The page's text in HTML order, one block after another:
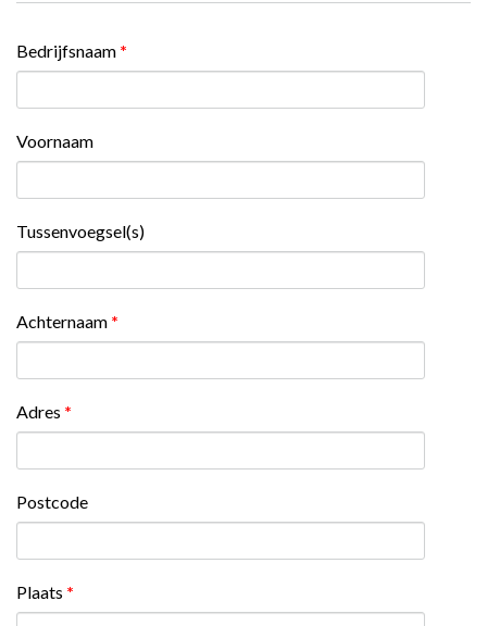
Bedrijfsnaam *
Voornaam
Tussenvoegsel(s)
Achternaam *
Adres *
Postcode
Plaats *